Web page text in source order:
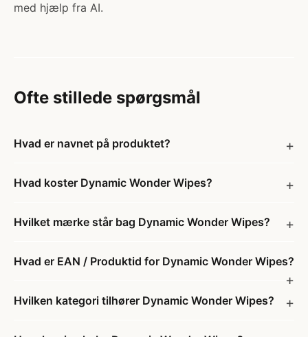
med hjælp fra AI.
Ofte stillede spørgsmål
Hvad er navnet på produktet?
Hvad koster Dynamic Wonder Wipes?
Hvilket mærke står bag Dynamic Wonder Wipes?
Hvad er EAN / Produktid for Dynamic Wonder Wipes?
Hvilken kategori tilhører Dynamic Wonder Wipes?